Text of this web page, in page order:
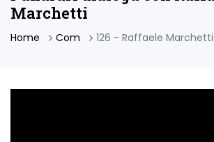
Marchetti
Home Com 126 - Raffaele Marchetti